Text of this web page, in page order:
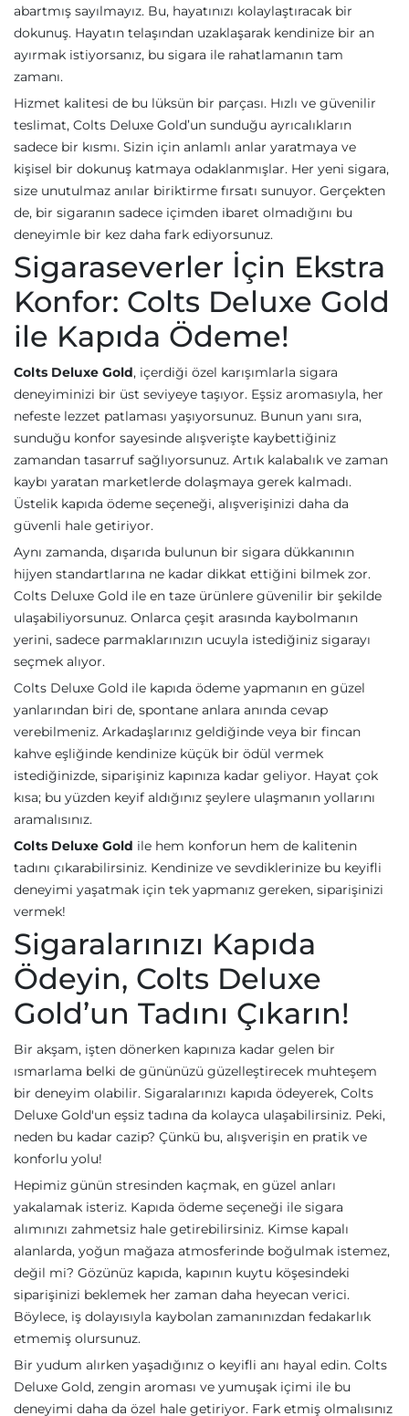
abartmış sayılmayız. Bu, hayatınızı kolaylaştıracak bir
dokunuş. Hayatın telaşından uzaklaşarak kendinize bir an
ayırmak istiyorsanız, bu sigara ile rahatlamanın tam
zamanı.
Hizmet kalitesi de bu lüksün bir parçası. Hızlı ve güvenilir
teslimat, Colts Deluxe Gold’un sunduğu ayrıcalıkların
sadece bir kısmı. Sizin için anlamlı anlar yaratmaya ve
kişisel bir dokunuş katmaya odaklanmışlar. Her yeni sigara,
size unutulmaz anılar biriktirme fırsatı sunuyor. Gerçekten
de, bir sigaranın sadece içimden ibaret olmadığını bu
deneyimle bir kez daha fark ediyorsunuz.
Sigaraseverler İçin Ekstra
Konfor: Colts Deluxe Gold
ile Kapıda Ödeme!
Colts Deluxe Gold, içerdiği özel karışımlarla sigara
deneyiminizi bir üst seviyeye taşıyor. Eşsiz aromasıyla, her
nefeste lezzet patlaması yaşıyorsunuz. Bunun yanı sıra,
sunduğu konfor sayesinde alışverişte kaybettiğiniz
zamandan tasarruf sağlıyorsunuz. Artık kalabalık ve zaman
kaybı yaratan marketlerde dolaşmaya gerek kalmadı.
Üstelik kapıda ödeme seçeneği, alışverişinizi daha da
güvenli hale getiriyor.
Aynı zamanda, dışarıda bulunun bir sigara dükkanının
hijyen standartlarına ne kadar dikkat ettiğini bilmek zor.
Colts Deluxe Gold ile en taze ürünlere güvenilir bir şekilde
ulaşabiliyorsunuz. Onlarca çeşit arasında kaybolmanın
yerini, sadece parmaklarınızın ucuyla istediğiniz sigarayı
seçmek alıyor.
Colts Deluxe Gold ile kapıda ödeme yapmanın en güzel
yanlarından biri de, spontane anlara anında cevap
verebilmeniz. Arkadaşlarınız geldiğinde veya bir fincan
kahve eşliğinde kendinize küçük bir ödül vermek
istediğinizde, siparişiniz kapınıza kadar geliyor. Hayat çok
kısa; bu yüzden keyif aldığınız şeylere ulaşmanın yollarını
aramalısınız.
Colts Deluxe Gold ile hem konforun hem de kalitenin
tadını çıkarabilirsiniz. Kendinize ve sevdiklerinize bu keyifli
deneyimi yaşatmak için tek yapmanız gereken, siparişinizi
vermek!
Sigaralarınızı Kapıda
Ödeyin, Colts Deluxe
Gold’un Tadını Çıkarın!
Bir akşam, işten dönerken kapınıza kadar gelen bir
ısmarlama belki de gününüzü güzelleştirecek muhteşem
bir deneyim olabilir. Sigaralarınızı kapıda ödeyerek, Colts
Deluxe Gold'un eşsiz tadına da kolayca ulaşabilirsiniz. Peki,
neden bu kadar cazip? Çünkü bu, alışverişin en pratik ve
konforlu yolu!
Hepimiz günün stresinden kaçmak, en güzel anları
yakalamak isteriz. Kapıda ödeme seçeneği ile sigara
alımınızı zahmetsiz hale getirebilirsiniz. Kimse kapalı
alanlarda, yoğun mağaza atmosferinde boğulmak istemez,
değil mi? Gözünüz kapıda, kapının kuytu köşesindeki
siparişinizi beklemek her zaman daha heyecan verici.
Böylece, iş dolayısıyla kaybolan zamanınızdan fedakarlık
etmemiş olursunuz.
Bir yudum alırken yaşadığınız o keyifli anı hayal edin. Colts
Deluxe Gold, zengin aroması ve yumuşak içimi ile bu
deneyimi daha da özel hale getiriyor. Fark etmiş olmalısınız